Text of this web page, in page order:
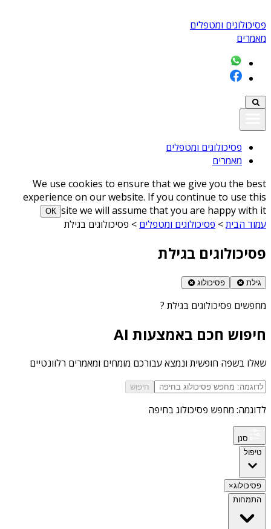
פסיכולוגים ומטפלים
מאמרים
פסיכולוגים ומטפלים
מאמרים
We use cookies to ensure that we give you the best
experience on our website. If you continue to use this
site we will assume that you are happy with it
ОК
עמוד הבית> פסיכולוגים ומטפלים > פסיכולוגים בגילת
פסיכולוגים בגילת
גילת פסיכולוג
מחפשים פסיכולוגים בגילת ?
חיפוש חכם באמצעות AI
שאלו בשפה חופשית ונמצא עבורכם מומחים ומאמרים רלוונטיים
חיפוש
לדוגמה: מחפש פסיכולוג בחיפה
סנן
טיפול
פסיכולוג×
התמחות